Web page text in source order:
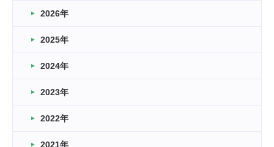
2026.03.16
車いすバスケとRくんのお話
2026.03.14
卒業・卒園の季節★
2026.03.11
2026年
2025年
2024年
2023年
2022年
2021年